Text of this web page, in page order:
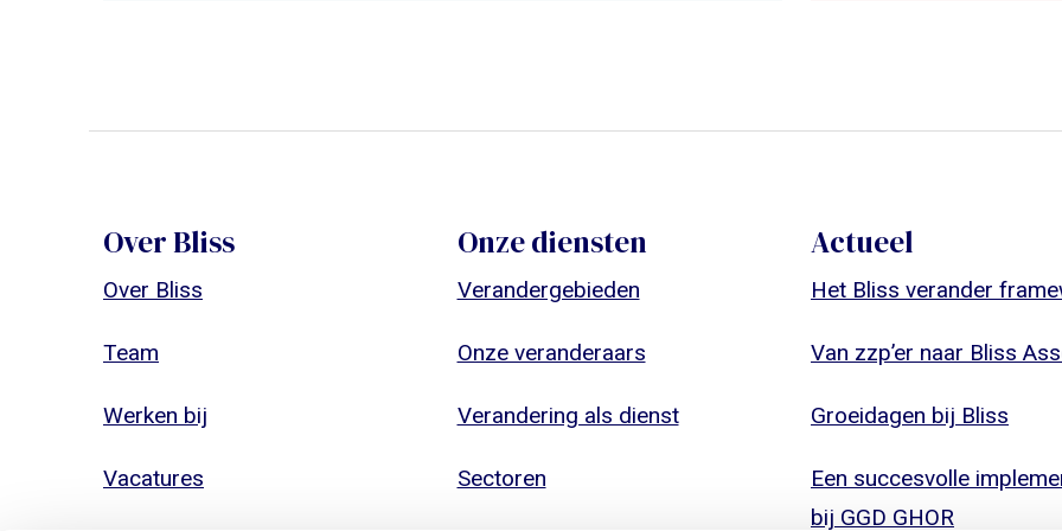
Over Bliss
Over Bliss
Team
Werken bij
Vacatures
Onze diensten
Verandergebieden
Onze veranderaars
Verandering als dienst
Sectoren
Actueel
Het Bliss verander
Van zzp’er naar Bliss
Groeidagen bij Bliss
Een succesvolle
bij GGD GHOR